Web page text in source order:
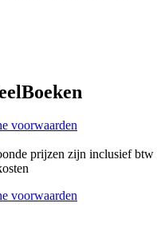
voorwaarden
prijzen zijn inclusief btw
voorwaarden